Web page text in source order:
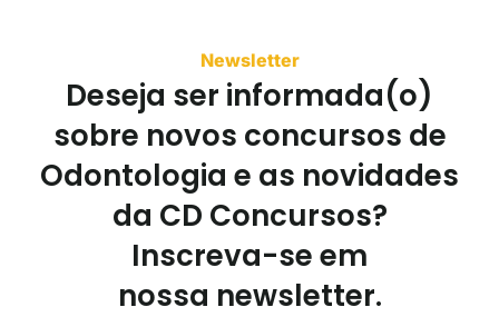
Newsletter
Deseja ser informada(o)
sobre novos concursos de
Odontologia e as novidades
da CD Concursos?
Inscreva-se em
nossa newsletter.